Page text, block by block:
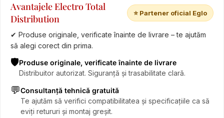
Avantajele Electro Total
Distribution
⭐ Partener oficial Eglo
✔ Produse originale, verificate înainte de livrare – te ajutăm
să alegi corect din prima.
🛡️Produse originale, verificate înainte de livrare
Distribuitor autorizat. Siguranță și trasabilitate clară.
💬Consultanță tehnică gratuită
Te ajutăm să verifici compatibilitatea și specificațiile ca să
eviți retururi și montaj greșit.